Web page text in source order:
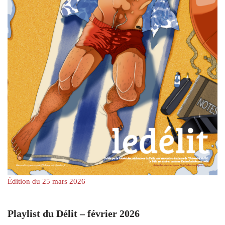
Édition du 25 mars 2026
Playlist du Délit – février 2026